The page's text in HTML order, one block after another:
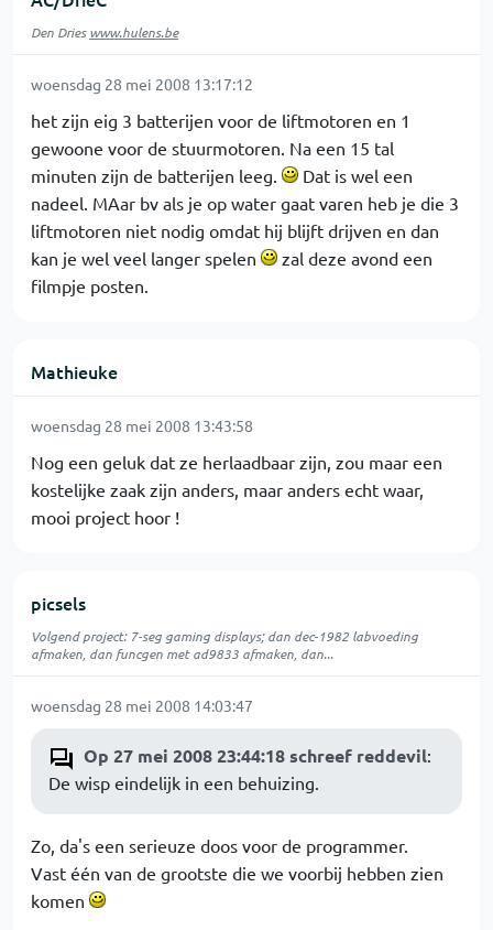
Den Drieswww.hulens.be
woensdag 28 mei 2008 13:17:12
het zijn eig 3 batterijen voor de liftmotoren en 1
gewoone voor de stuurmotoren. Na een 15 tal
minuten zijn de batterijen leeg.
Dat is wel een
nadeel. MAar bv als je op water gaat varen heb je die 3
liftmotoren niet nodig omdat hij blijft drijven en dan
kan je wel veel langer spelen
zal deze avond een
filmpje posten.
Mathieuke
woensdag 28 mei 2008 13:43:58
Nog een geluk dat ze herlaadbaar zijn, zou maar een
kostelijke zaak zijn anders, maar anders echt waar,
mooi project hoor !
picsels
Volgend project: 7-seg gaming displays; dan dec-1982 labvoeding
afmaken, dan funcgen met ad9833 afmaken, dan...
woensdag 28 mei 2008 14:03:47
Op 27 mei 2008 23:44:18 schreef reddevil:
De wisp eindelijk in een behuizing.
Zo, da's een serieuze doos voor de programmer.
Vast één van de grootste die we voorbij hebben zien
komen